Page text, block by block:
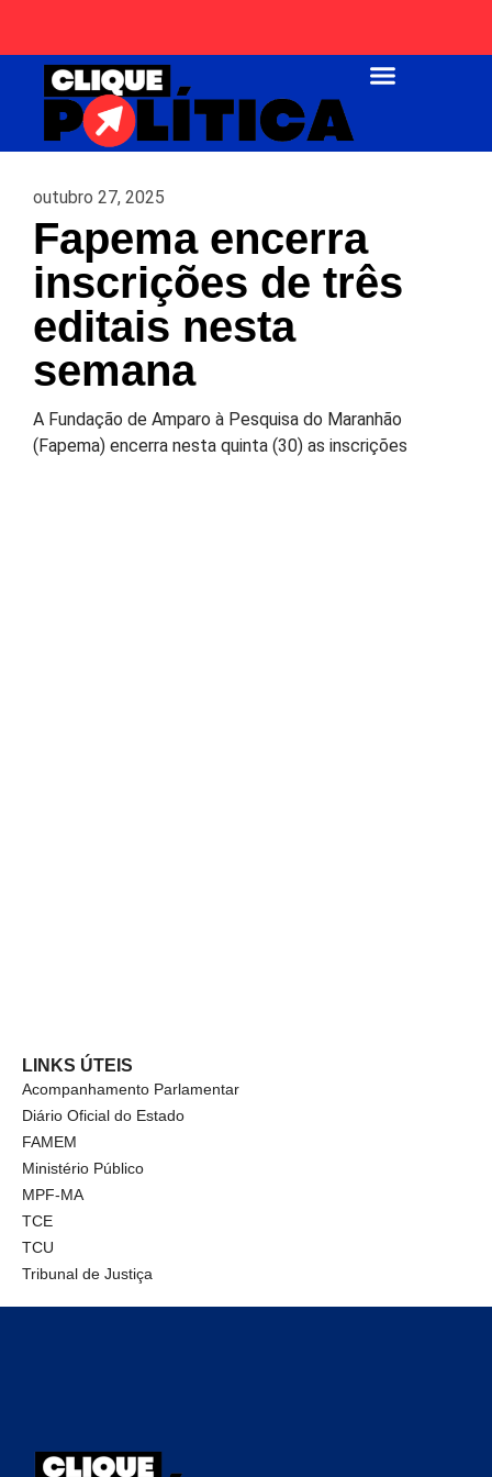
outubro 27, 2025
Fapema encerra
inscrições de três
editais nesta
semana
A Fundação de Amparo à Pesquisa do Maranhão
(Fapema) encerra nesta quinta (30) as inscrições
LINKS ÚTEIS
Acompanhamento Parlamentar
Diário Oficial do Estado
FAMEM
Ministério Público
MPF-MA
TCE
TCU
Tribunal de Justiça